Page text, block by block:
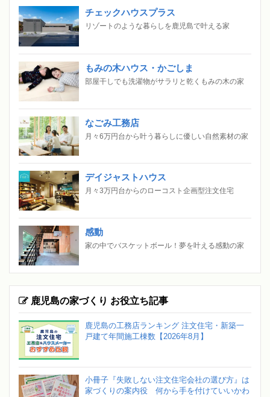
チェックハウスプラス
リゾートのような暮らしを鹿児島で叶える家
もみの木ハウス・かごしま
部屋干しでも洗濯物がサラリと乾くもみの木の家
なごみ工務店
月々6万円台から叶う暮らしに優しい自然素材の家
デイジャストハウス
月々3万円台からのローコスト企画型注文住宅
感動
家の中でバスケットボール！夢を叶える感動の家
鹿児島の家づくり お役立ち記事
鹿児島の工務店ランキング 注文住宅・新築一
戸建て年間施工棟数【2026年8月】
小冊子『失敗しない注文住宅会社の選び方』は
家づくりの案内役 何から手を付けていいかわ